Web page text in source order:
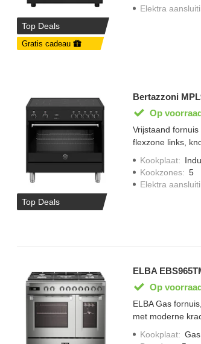
Top Deals
Gratis cadeau
Elektra
Top Deals
Bertazzoni
Op
Vrijstaand
flexzone links,
draadroosters,
programmaklok
Kookplaat:
Kookzones: 5
Elektra
ELBA
Op
ELBA Gas
met moderne
mm) beschikt
Kookplaat: Gas